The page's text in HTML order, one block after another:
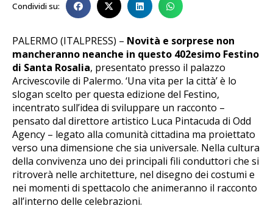
Condividi su:
PALERMO (ITALPRESS) – Novità e sorprese non
mancheranno neanche in questo 402esimo Festino
di Santa Rosalia, presentato presso il palazzo
Arcivescovile di Palermo. ‘Una vita per la città’ è lo
slogan scelto per questa edizione del Festino,
incentrato sull’idea di sviluppare un racconto –
pensato dal direttore artistico Luca Pintacuda di Odd
Agency – legato alla comunità cittadina ma proiettato
verso una dimensione che sia universale. Nella cultura
della convivenza uno dei principali fili conduttori che si
ritroverà nelle architetture, nel disegno dei costumi e
nei momenti di spettacolo che animeranno il racconto
all’interno delle celebrazioni.